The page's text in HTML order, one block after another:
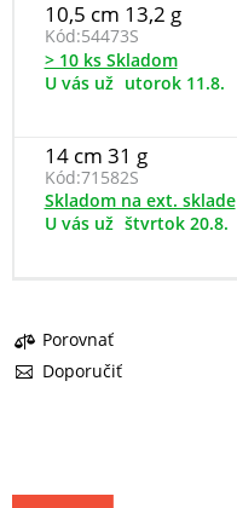
10,5 cm 13,2 g
Kód:54473S
> 10 ks Skladom
U vás už utorok 11.8.
14 cm 31 g
Kód:71582S
Skladom na ext. sklade
U vás už štvrtok 20.8.
Porovnať
Doporučiť